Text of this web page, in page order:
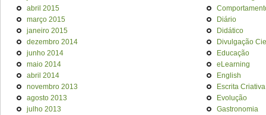
abril 2015
março 2015
janeiro 2015
dezembro 2014
junho 2014
maio 2014
abril 2014
novembro 2013
agosto 2013
julho 2013
Diário
Didático
Divulgação
Educação
eLearning
English
Escrita Criativa
Evolução
Gastronomia